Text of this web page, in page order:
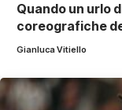
Quando un urlo
coreografiche
Gianluca Vitiello